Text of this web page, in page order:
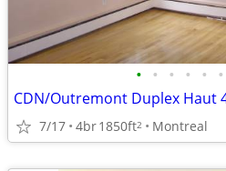
• • • • • •
7/17 4br1850ft2 Montreal